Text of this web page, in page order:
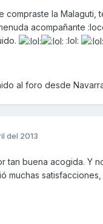
compraste la Malaguti,
acompañante
:lol:
al foro desde
del 2013
tan buena acogida. Y
muchas